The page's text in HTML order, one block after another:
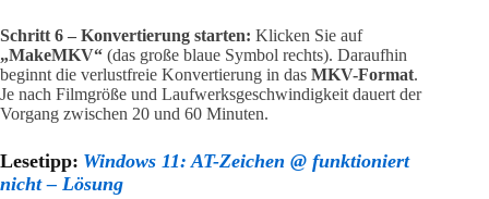
Schritt 6 – Konvertierung starten: Klicken Sie auf
„MakeMKV“ (das große blaue Symbol rechts). Daraufhin
beginnt die verlustfreie Konvertierung in das MKV-Format.
Je nach Filmgröße und Laufwerksgeschwindigkeit dauert der
Vorgang zwischen 20 und 60 Minuten.
Lesetipp: Windows 11: AT-Zeichen @ funktioniert
nicht – Lösung